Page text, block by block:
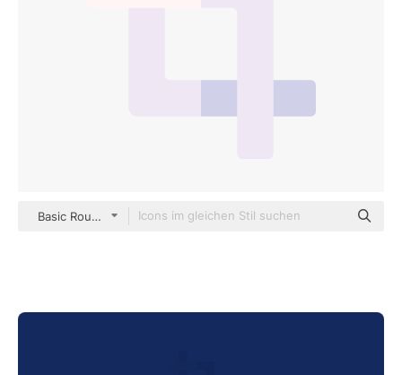
Basic Rounded Flat